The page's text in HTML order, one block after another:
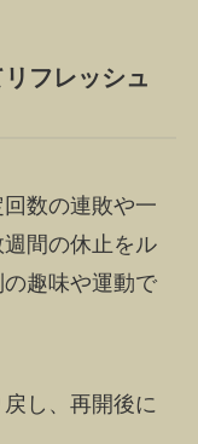
フレッシュ
数の連敗や一
間の休止をル
趣味や運動で
し、再開後に